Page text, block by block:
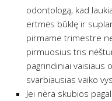
odontologą, kad
ertmės būklę ir
pirmame trimestre
pirmuosius tris
pagrindiniai vaisiaus
svarbiausias vaiko
Jei nėra skubios